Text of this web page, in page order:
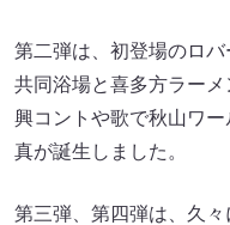
第二弾は、初登場のロ
共同浴場と喜多方ラー
興コントや歌で秋山ワ
真が誕生しました。
第三弾、第四弾は、久